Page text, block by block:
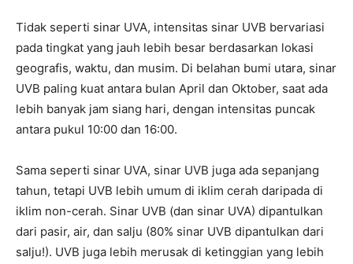
Tidak seperti sinar UVA, intensitas sinar UVB bervariasi
pada tingkat yang jauh lebih besar berdasarkan lokasi
geografis, waktu, dan musim. Di belahan bumi utara, sinar
UVB paling kuat antara bulan April dan Oktober, saat ada
lebih banyak jam siang hari, dengan intensitas puncak
antara pukul 10:00 dan 16:00.
Sama seperti sinar UVA, sinar UVB juga ada sepanjang
tahun, tetapi UVB lebih umum di iklim cerah daripada di
iklim non-cerah. Sinar UVB (dan sinar UVA) dipantulkan
dari pasir, air, dan salju (80% sinar UVB dipantulkan dari
salju!). UVB juga lebih merusak di ketinggian yang lebih